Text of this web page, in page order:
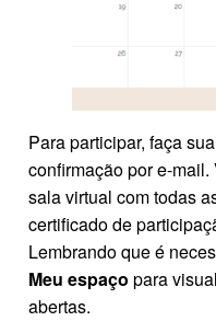
Para participar, faça
confirmação por e-
sala virtual com todas
certificado de
Lembrando que é
Meu espaço para
abertas.